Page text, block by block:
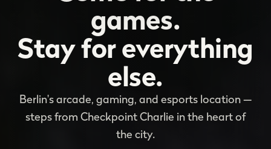
games.
Stay for everything
else.
Berlin's arcade, gaming, and esports location —
steps from Checkpoint Charlie in the heart of
the city.